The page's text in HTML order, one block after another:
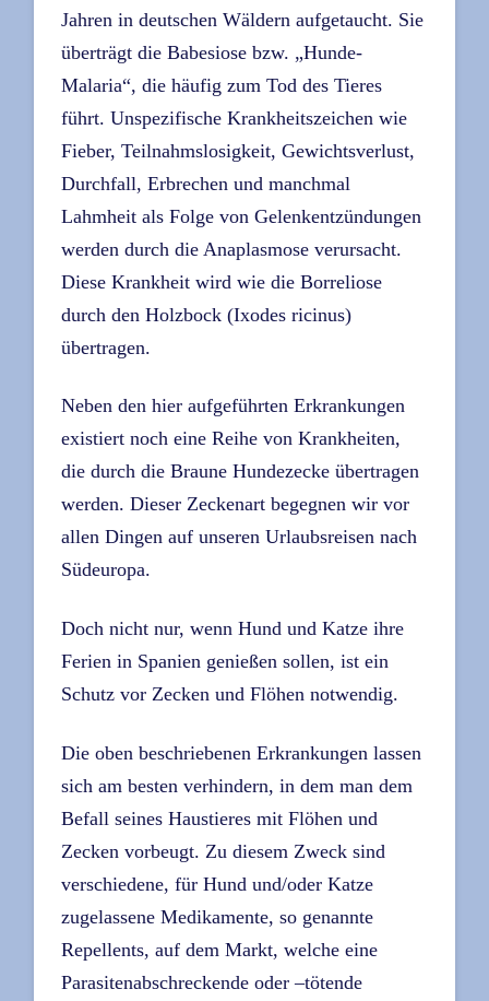
Jahren in deutschen Wäldern aufgetaucht. Sie
überträgt die Babesiose bzw. „Hunde-
Malaria“, die häufig zum Tod des Tieres
führt. Unspezifische Krankheitszeichen wie
Fieber, Teilnahmslosigkeit, Gewichtsverlust,
Durchfall, Erbrechen und manchmal
Lahmheit als Folge von Gelenkentzündungen
werden durch die Anaplasmose verursacht.
Diese Krankheit wird wie die Borreliose
durch den Holzbock (Ixodes ricinus)
übertragen.
Neben den hier aufgeführten Erkrankungen
existiert noch eine Reihe von Krankheiten,
die durch die Braune Hundezecke übertragen
werden. Dieser Zeckenart begegnen wir vor
allen Dingen auf unseren Urlaubsreisen nach
Südeuropa.
Doch nicht nur, wenn Hund und Katze ihre
Ferien in Spanien genießen sollen, ist ein
Schutz vor Zecken und Flöhen notwendig.
Die oben beschriebenen Erkrankungen lassen
sich am besten verhindern, in dem man dem
Befall seines Haustieres mit Flöhen und
Zecken vorbeugt. Zu diesem Zweck sind
verschiedene, für Hund und/oder Katze
zugelassene Medikamente, so genannte
Repellents, auf dem Markt, welche eine
Parasitenabschreckende oder –tötende